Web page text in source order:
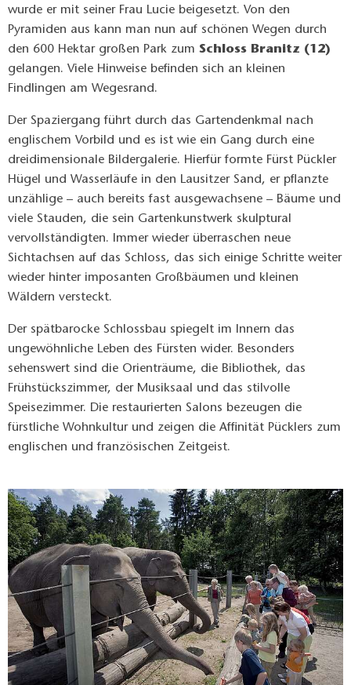
wurde er mit seiner Frau Lucie beigesetzt. Von den
Pyramiden aus kann man nun auf schönen Wegen durch
den 600 Hektar großen Park zum Schloss Branitz (12)
gelangen. Viele Hinweise befinden sich an kleinen
Findlingen am Wegesrand.
Der Spaziergang führt durch das Gartendenkmal nach
englischem Vorbild und es ist wie ein Gang durch eine
dreidimensionale Bildergalerie. Hierfür formte Fürst Pückler
Hügel und Wasserläufe in den Lausitzer Sand, er pflanzte
unzählige – auch bereits fast ausgewachsene – Bäume und
viele Stauden, die sein Gartenkunstwerk skulptural
vervollständigten. Immer wieder überraschen neue
Sichtachsen auf das Schloss, das sich einige Schritte weiter
wieder hinter imposanten Großbäumen und kleinen
Wäldern versteckt.
Der spätbarocke Schlossbau spiegelt im Innern das
ungewöhnliche Leben des Fürsten wider. Besonders
sehenswert sind die Orienträume, die Bibliothek, das
Frühstückszimmer, der Musiksaal und das stilvolle
Speisezimmer. Die restaurierten Salons bezeugen die
fürstliche Wohnkultur und zeigen die Affinität Pücklers zum
englischen und französischen Zeitgeist.